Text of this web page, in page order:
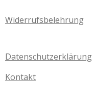
Widerrufsbelehrung
Datenschutzerklärung
Kontakt